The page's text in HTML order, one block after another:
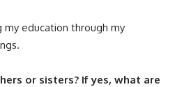
my education through my
or sisters? If yes, what are